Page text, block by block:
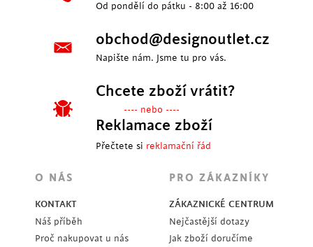
Od pondělí do pátku - 8:00 až 16:00
obchod@designoutlet.cz
Napište nám. Jsme tu pro vás.
Chcete zboží vrátit?
---- nebo ----
Reklamace zboží
Přečtete si reklamační řád
O NÁS
KONTAKT
Náš příběh
Proč nakupovat u nás
PRO ZÁKAZNÍKY
ZÁKAZNICKÉ CENTRUM
Nejčastější dotazy
Jak zboží doručíme